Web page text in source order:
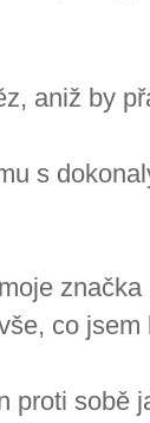
aniž by
s
co jsem
proti sobě